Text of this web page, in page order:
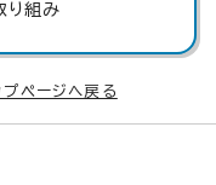
り組み
プページへ戻る